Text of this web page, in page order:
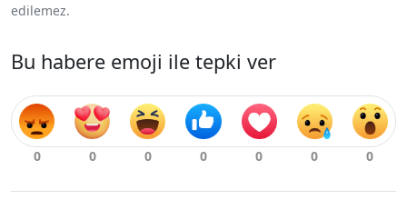
edilemez.
Bu habere emoji ile tepki ver